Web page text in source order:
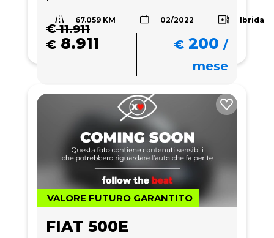
67.059 KM 02/2022 Ibrida
€11.911
€ 8.911 € 200 /
mese
VALORE FUTURO GARANTITO
FIAT 500E